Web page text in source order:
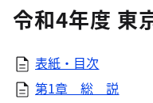
令和4年度 東
表紙・目次
第1章 総 説